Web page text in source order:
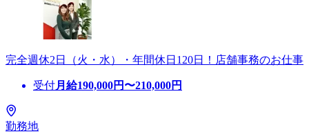
完全週休2日（火・水）・年間休日120日！店舗事務のお仕事
受付月給190,000円〜210,000円
勤務地